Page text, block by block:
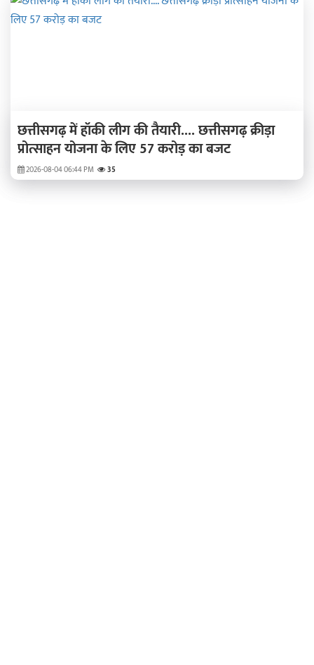
छत्तीसगढ़ में हॉकी लीग की तैयारी.... छत्तीसगढ़ क्रीड़ा
प्रोत्साहन योजना के लिए 57 करोड़ का बजट
2026-08-04 06:44 PM 35